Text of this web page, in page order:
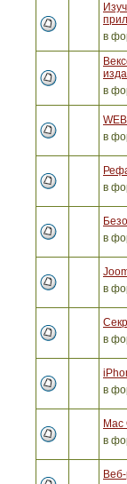
в
в
в
в
в
в
в
в
Mac
в